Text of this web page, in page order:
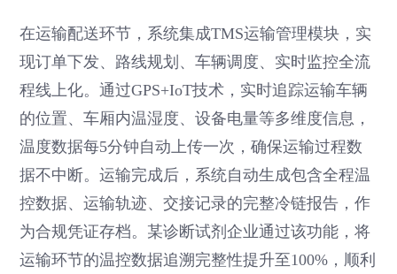
在运输配送环节，系统集成TMS运输管理模块，实
现订单下发、路线规划、车辆调度、实时监控全流
程线上化。通过GPS+IoT技术，实时追踪运输车辆
的位置、车厢内温湿度、设备电量等多维度信息，
温度数据每5分钟自动上传一次，确保运输过程数
据不中断。运输完成后，系统自动生成包含全程温
控数据、运输轨迹、交接记录的完整冷链报告，作
为合规凭证存档。某诊断试剂企业通过该功能，将
运输环节的温控数据追溯完整性提升至100%，顺利